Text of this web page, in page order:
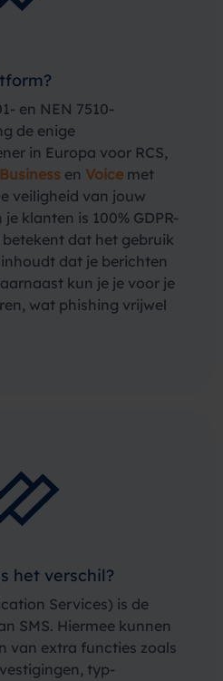
en NEN 7510-
de enige
in Europa voor RCS,
en Voice met
veiligheid van jouw
klanten is 100% GDPR-
dat het gebruik
dat je berichten
kun je je voor je
wat phishing vrijwel
het verschil?
Services) is de
SMS. Hiermee kunnen
van extra functies zoals
typ-